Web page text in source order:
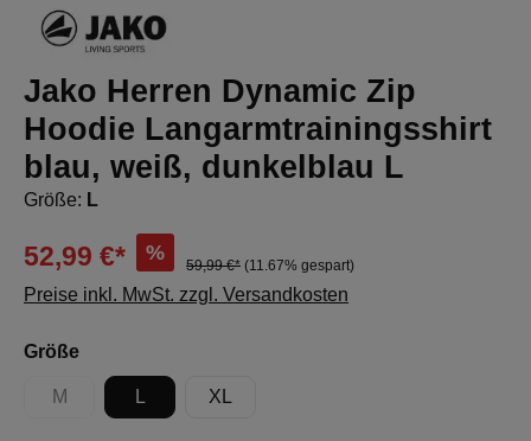
Jako Herren Dynamic Zip
Hoodie Langarmtrainingsshirt
blau, weiß, dunkelblau L
Größe: L
52,99 €* %
59,99 €* (11.67% gespart)
Preise inkl. MwSt. zzgl. Versandkosten
Größeauswählen
M
(Diese Option ist zurzeit nicht verfügbar.)
L XL